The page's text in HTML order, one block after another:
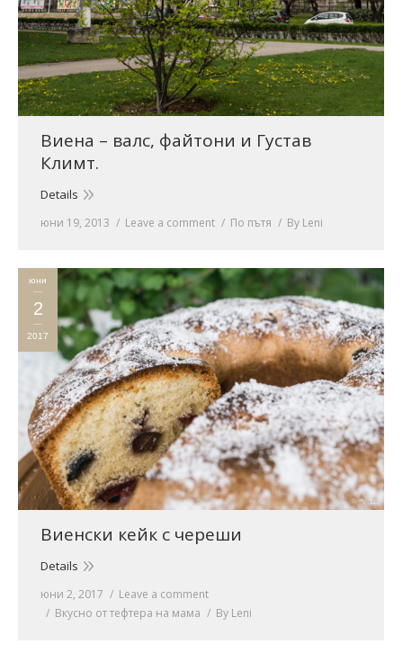
Виена – валс, файтони и Густав
Климт.
Details
юни 19, 2013 Leave a comment По пътя By Leni
юни
2
2017
Виенски кейк с череши
Details
юни 2, 2017
Leave a comment
Вкусно от тефтера на мама
By Leni